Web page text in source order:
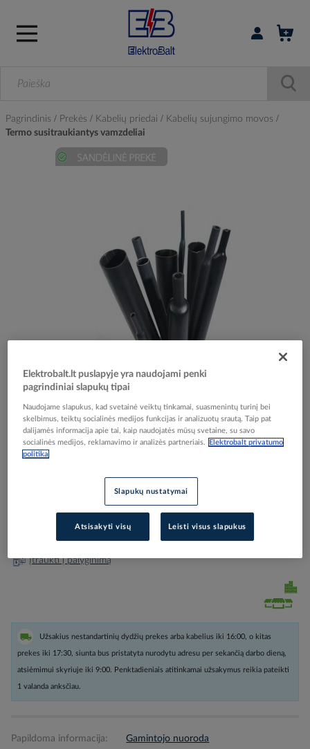
Prisijungti /
Pagrindinis Prekės Kabelių priedai
Kabelių sujungimo movos
Termo susitraukiantys vamzdeliai
Skip
the
beginning
the
Reali prekė gali skirtis nuo pavaizduotos nuotraukoje
Vamzdelis termosusitraukiantis su klijais 8.0-2.0mm
[0.5-6mm2] juodas L-1m RTMK - TRYTYT
Elektrobalt prekės kodas
Prisijunkite, norėdami pamatyti kainas
Įtraukti į palyginimą
Užsakius nestandartinių dydžių prekes arba kabelius iki 16:00, o kitas
prekes iki 17:30, siunta bus pristatyta nurodytu adresu per sekančią darbo dieną,
atsiėmimui skyriuje iki 9:00. Penktadieniais atitinkamai užsakymus reikia pateikti
1 valanda anksčiau.
Papildoma informacija: Gamintojo nuoroda
Elektrobalt.lt puslapyje yra naudojami penki
pagrindiniai slapukų tipai
Naudojame slapukus, kad svetainė veiktų tinkamai, suasmenintų turinį bei
skelbimus, teiktų socialinės medijos funkcijas ir analizuotų srautą. Taip pat
dalijamės informacija apie tai, kaip naudojatės mūsų svetaine, su savo
socialinės medijos, reklamavimo ir analizės partneriais.
Elektrobalt privatumo
politika
Slapukų nustatymai
Atsisakyti visų Leisti visus slapukus